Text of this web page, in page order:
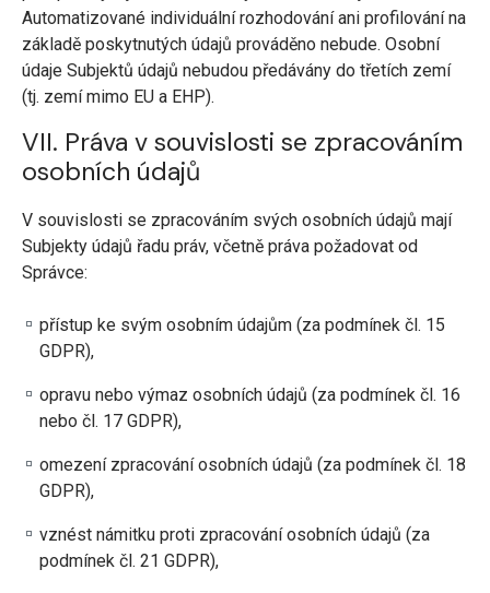
Automatizované individuální rozhodování ani profilování na
základě poskytnutých údajů prováděno nebude. Osobní
údaje Subjektů údajů nebudou předávány do třetích zemí
(tj. zemí mimo EU a EHP).
VII. Práva v souvislosti se zpracováním
osobních údajů
V souvislosti se zpracováním svých osobních údajů mají
Subjekty údajů řadu práv, včetně práva požadovat od
Správce:
přístup ke svým osobním údajům (za podmínek čl. 15
GDPR),
opravu nebo výmaz osobních údajů (za podmínek čl. 16
nebo čl. 17 GDPR),
omezení zpracování osobních údajů (za podmínek čl. 18
GDPR),
vznést námitku proti zpracování osobních údajů (za
podmínek čl. 21 GDPR),